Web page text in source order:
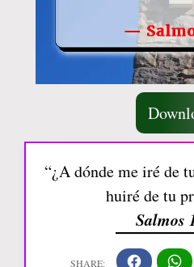
“¿A dónde me iré de
huiré de tu
Salmos